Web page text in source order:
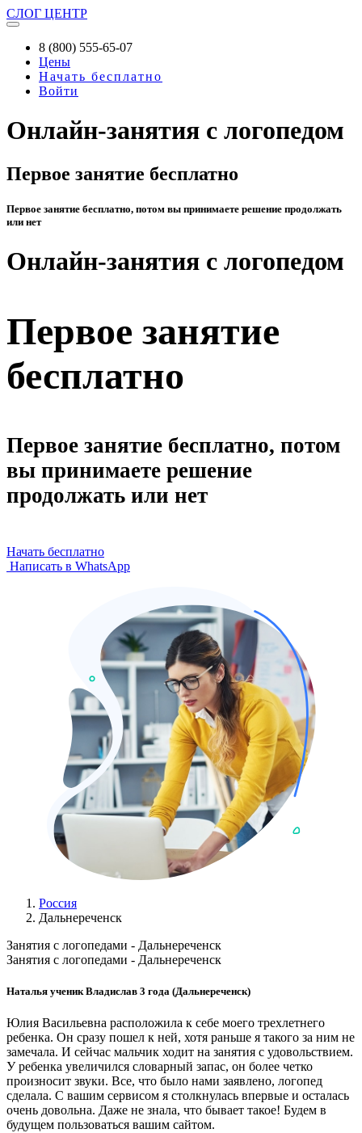
СЛОГ ЦЕНТР
8 (800) 555-65-07
Цены
Начать бесплатно
Войти
Онлайн-занятия с логопедом
Первое занятие бесплатно
Первое занятие бесплатно, потом вы принимаете решение продолжать
или нет
Онлайн-занятия с логопедом
Первое занятие
бесплатно
Первое занятие бесплатно, потом
вы принимаете решение
продолжать или нет
Начать бесплатно
Написать в WhatsApp
Россия
Дальнереченск
Занятия с логопедами - Дальнереченск
Занятия с логопедами - Дальнереченск
Наталья ученик Владислав 3 года (Дальнереченск)
Юлия Васильевна расположила к себе моего трехлетнего
ребенка. Он сразу пошел к ней, хотя раньше я такого за ним не
замечала. И сейчас мальчик ходит на занятия с удовольствием.
У ребенка увеличился словарный запас, он более четко
произносит звуки. Все, что было нами заявлено, логопед
сделала. С вашим сервисом я столкнулась впервые и осталась
очень довольна. Даже не знала, что бывает такое! Будем в
будущем пользоваться вашим сайтом.